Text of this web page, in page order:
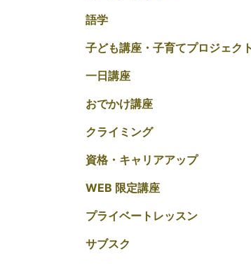
語学
子ども講座・子育てプロジェクト
一日講座
おでかけ講座
クライミング
資格・キャリアアップ
WEB 限定講座
プライベートレッスン
サブスク